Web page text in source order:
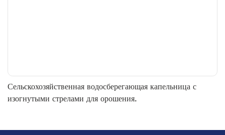
Сельскохозяйственная водосберегающая капельница с
изогнутыми стрелами для орошения.